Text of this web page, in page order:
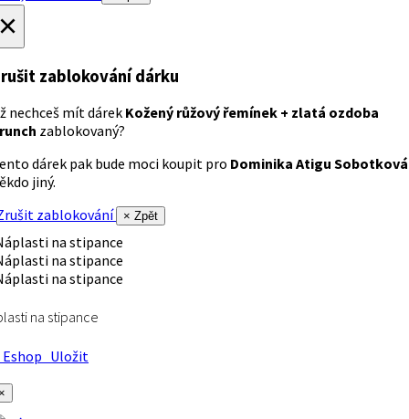
zablokování dárku
nechceš mít dárek Kožený růžový řemínek + zlatá ozdoba
zablokovaný?
dárek pak bude moci koupit pro Dominika Atigu Sobotková
jiný.
zablokování
× Zpět
na stipance
Uložit